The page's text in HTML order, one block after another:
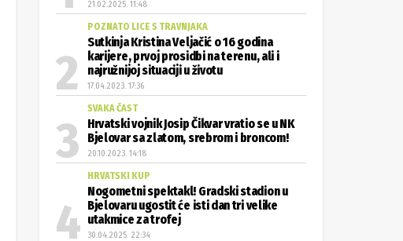
21.02.2025. 11:48
POZNATO LICE S TRAVNJAKA
Sutkinja Kristina Veljačić o 16 godina
karijere, prvoj prosidbi na terenu, ali i
najružnijoj situaciji u životu
17.04.2023. 17:36
SVAKA ČAST
Hrvatski vojnik Josip Čikvar vratio se u NK
Bjelovar sa zlatom, srebrom i broncom!
20.10.2023. 14:18
HRVATSKI KUP
Nogometni spektakl! Gradski stadion u
Bjelovaru ugostit će isti dan tri velike
utakmice za trofej
30.04.2025. 22:34